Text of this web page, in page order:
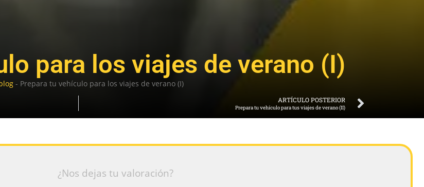
para los viajes de verano (I)
- Prepara tu vehículo para los viajes de verano (I)
ARTÍCULO POSTERIOR
Prepara tu vehículo para tus viajes de verano (II)
¿Nos dejas tu valoración?